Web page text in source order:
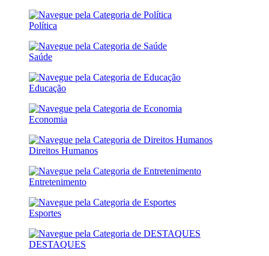
Política
Saúde
Educação
Economia
Direitos Humanos
Entretenimento
Esportes
DESTAQUES